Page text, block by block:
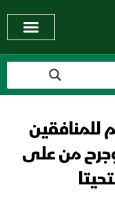
للمنافقين
ومصرع وجرح من على